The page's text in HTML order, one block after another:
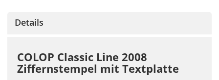
Details
COLOP Classic Line 2008
Ziffernstempel mit Textplatte